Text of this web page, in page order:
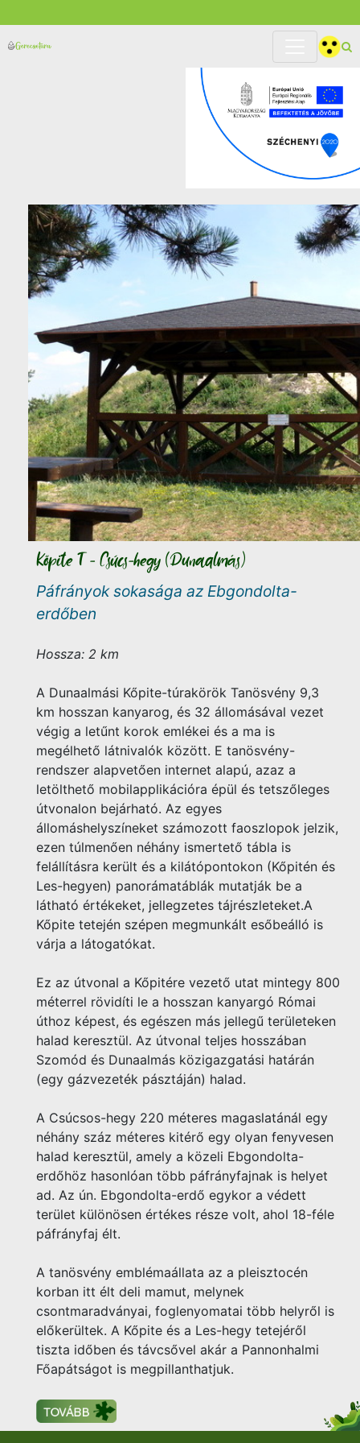
Kőpite T - Csúcs-hegy (Dunaalmás)
Páfrányok sokasága az Ebgondolta-
erdőben
Hossza: 2 km
A Dunaalmási Kőpite-túrakörök Tanösvény 9,3
km hosszan kanyarog, és 32 állomásával vezet
végig a letűnt korok emlékei és a ma is
megélhető látnivalók között. E tanösvény-
rendszer alapvetően internet alapú, azaz a
letölthető mobilapplikációra épül és tetszőleges
útvonalon bejárható. Az egyes
állomáshelyszíneket számozott faoszlopok jelzik,
ezen túlmenően néhány ismertető tábla is
felállításra került és a kilátópontokon (Kőpitén és
Les-hegyen) panorámatáblák mutatják be a
látható értékeket, jellegzetes tájrészleteket.A
Kőpite tetején szépen megmunkált esőbeálló is
várja a látogatókat.
Ez az útvonal a Kőpitére vezető utat mintegy 800
méterrel rövidíti le a hosszan kanyargó Római
úthoz képest, és egészen más jellegű területeken
halad keresztül. Az útvonal teljes hosszában
Szomód és Dunaalmás közigazgatási határán
(egy gázvezeték pásztáján) halad.
A Csúcsos-hegy 220 méteres magaslatánál egy
néhány száz méteres kitérő egy olyan fenyvesen
halad keresztül, amely a közeli Ebgondolta-
erdőhöz hasonlóan több páfrányfajnak is helyet
ad. Az ún. Ebgondolta-erdő egykor a védett
terület különösen értékes része volt, ahol 18-féle
páfrányfaj élt.
A tanösvény emblémaállata az a pleisztocén
korban itt élt deli mamut, melynek
csontmaradványai, foglenyomatai több helyről is
előkerültek. A Kőpite és a Les-hegy tetejéről
tiszta időben és távcsővel akár a Pannonhalmi
Főapátságot is megpillanthatjuk.